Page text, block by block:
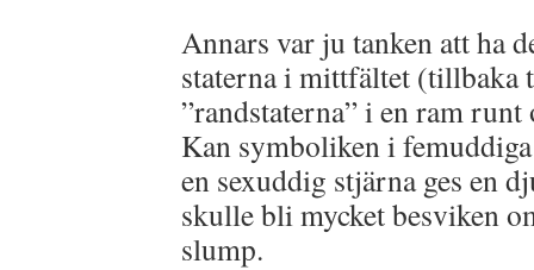
Annars var ju tanken att ha
staterna i mittfältet (tillbaka
”randstaterna” i en ram
Kan symboliken i
en sexuddig stjärna ges en
skulle bli mycket besviken
slump.